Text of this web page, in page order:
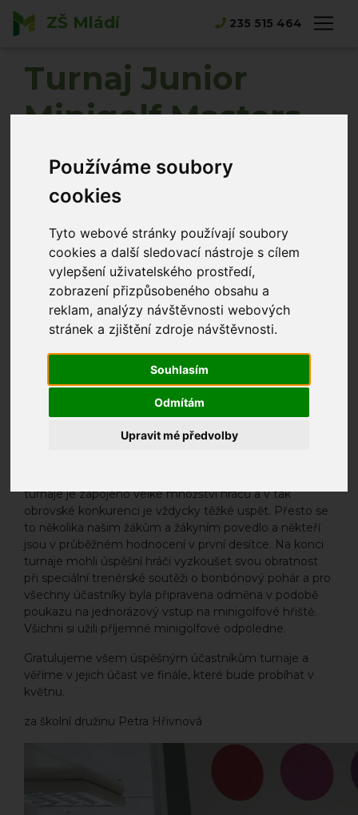
Používáme soubory
cookies
Tyto webové stránky používají soubory
cookies a další sledovací nástroje s cílem
vylepšení uživatelského prostředí,
zobrazení přizpůsobeného obsahu a
reklam, analýzy návštěvnosti webových
stránek a zjištění zdroje návštěvnosti.
Souhlasím
Odmítám
Upravit mé předvolby
ZŠ Mládí 235 515 464
Hlavní strana
Novinky
Turnaj Junior
Minigolf Masters
Norbert Tlustý 07.04.2026
v minigolfu Junior Minigolf Masters, který je určen pro
turnaje je zapojeno velké množství hráčů a v tak
obrovské konkurenci je vždycky těžké uspět. Přesto se
to několika našim žákům a žákyním povedlo a někteří
jsou v průběžném hodnocení v první desítce. Na konci
turnaje mohli úspěšní hráči vyzkoušet svou obratnost
při speciální trenérské soutěži o bonbónový pohár a pro
všechny účastníky byla připravena odměna v podobě
poukazu na jednorázový vstup na minigolfové hřiště.
Všichni si užili příjemné minigolfové odpoledne.
Gratulujeme všem úspěšným účastníkům turnaje a
věříme v jejich účast ve finále, které bude probíhat v
květnu.
za školní družinu Petra Hřivnová